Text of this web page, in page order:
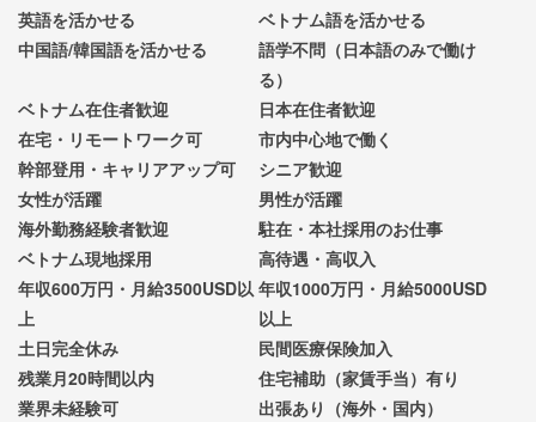
英語を活かせる
ベトナム語を活かせる
中国語/韓国語を活かせる
語学不問（日本語のみで働け
る）
ベトナム在住者歓迎
日本在住者歓迎
在宅・リモートワーク可
市内中心地で働く
幹部登用・キャリアアップ可
シニア歓迎
女性が活躍
男性が活躍
海外勤務経験者歓迎
駐在・本社採用のお仕事
ベトナム現地採用
高待遇・高収入
年収600万円・月給3500USD以
上
年収1000万円・月給5000USD
以上
土日完全休み
民間医療保険加入
残業月20時間以内
住宅補助（家賃手当）有り
業界未経験可
出張あり（海外・国内）